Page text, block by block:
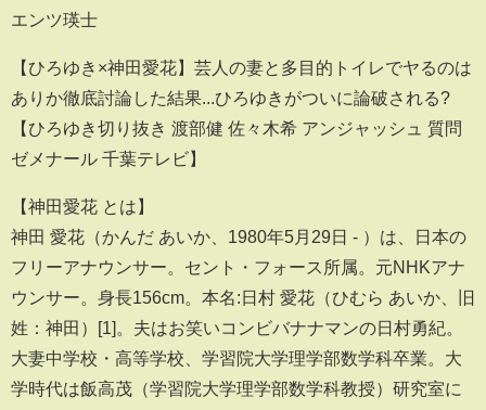
エンツ瑛士
【ひろゆき×神田愛花】芸人の妻と多目的トイレでヤるのは
ありか徹底討論した結果...ひろゆきがついに論破される?
【ひろゆき切り抜き 渡部健 佐々木希 アンジャッシュ 質問
ゼメナール 千葉テレビ】
【神田愛花 とは】
神田 愛花（かんだ あいか、1980年5月29日 - ）は、日本の
フリーアナウンサー。セント・フォース所属。元NHKアナ
ウンサー。身長156cm。本名:日村 愛花（ひむら あいか、旧
姓：神田）[1]。夫はお笑いコンビバナナマンの日村勇紀。
大妻中学校・高等学校、学習院大学理学部数学科卒業。大
学時代は飯高茂（学習院大学理学部数学科教授）研究室に